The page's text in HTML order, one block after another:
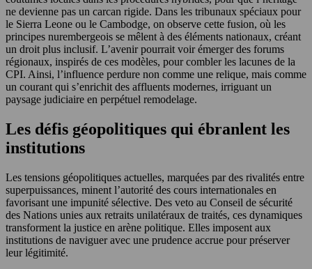
ne devienne pas un carcan rigide. Dans les tribunaux spéciaux pour
le Sierra Leone ou le Cambodge, on observe cette fusion, où les
principes nurembergeois se mêlent à des éléments nationaux, créant
un droit plus inclusif. L’avenir pourrait voir émerger des forums
régionaux, inspirés de ces modèles, pour combler les lacunes de la
CPI. Ainsi, l’influence perdure non comme une relique, mais comme
un courant qui s’enrichit des affluents modernes, irriguant un
paysage judiciaire en perpétuel remodelage.
Les défis géopolitiques qui ébranlent les
institutions
Les tensions géopolitiques actuelles, marquées par des rivalités entre
superpuissances, minent l’autorité des cours internationales en
favorisant une impunité sélective. Des veto au Conseil de sécurité
des Nations unies aux retraits unilatéraux de traités, ces dynamiques
transforment la justice en arène politique. Elles imposent aux
institutions de naviguer avec une prudence accrue pour préserver
leur légitimité.